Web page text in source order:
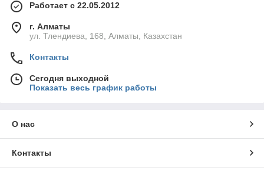
Работает с 22.05.2012
г. Алматы
ул. Тлендиева, 168, Алматы, Казахстан
Контакты
Сегодня выходной
Показать весь график работы
О нас
Контакты